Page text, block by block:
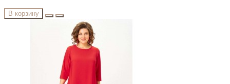
В корзину